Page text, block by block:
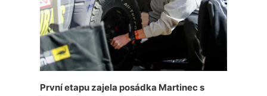
První etapu zajela posádka Martinec s